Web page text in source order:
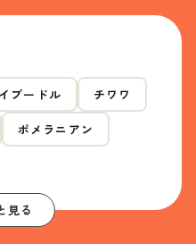
プードル チワワ
ポメラニアン
見る